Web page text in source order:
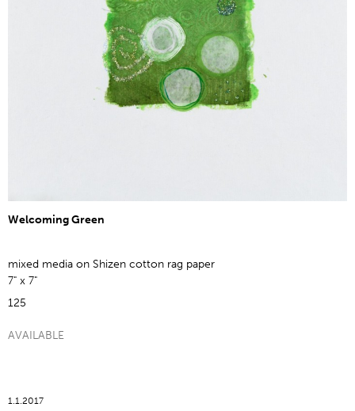
Welcoming Green
mixed media on Shizen cotton rag paper
7" x 7"
125
AVAILABLE
1.1.2017